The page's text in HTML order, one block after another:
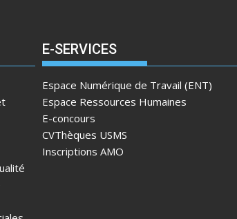
E-SERVICES
Espace Numérique de Travail (ENT)
Espace Ressources Humaines
E-concours
CVThèques USMS
Inscriptions AMO